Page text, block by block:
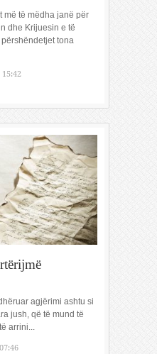
më të mëdha janë për
dhe Krijuesin e të
tona
agjërimi ashtu si
jush, që të mund të
arrini...